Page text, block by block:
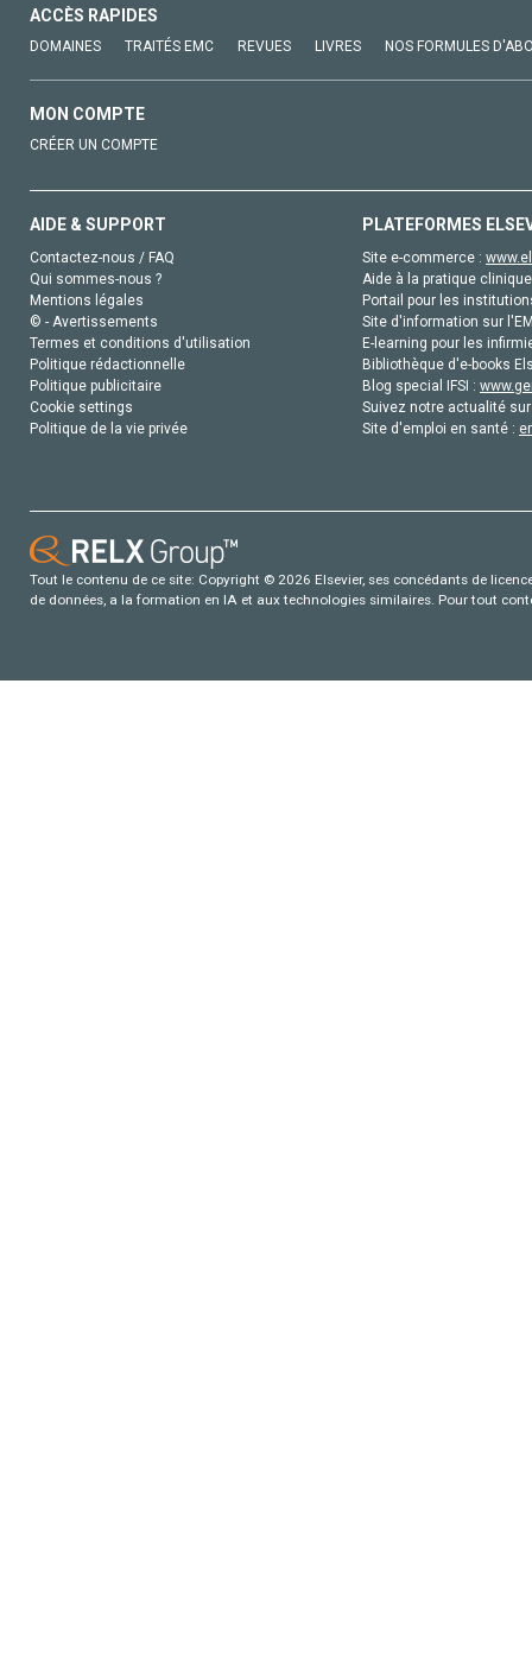
ACCÈS RAPIDES
DOMAINES TRAITÉS EMC REVUES LIVRES NOS FORMULES
MON COMPTE
CRÉER UN COMPTE
AIDE & SUPPORT
Contactez-nous / FAQ
Qui sommes-nous ?
Mentions légales
© - Avertissements
Termes et conditions d'utilisation
Politique rédactionnelle
Politique publicitaire
Cookie settings
Politique de la vie privée
PLATEFORMES
Site e-commerce :
Aide à la pratique
Portail pour les
Site d'information sur
E-learning pour les
Bibliothèque d'e-books
Blog special IFSI :
Suivez notre actualité
Site d'emploi en santé :
Tout le contenu de ce site: Copyright © 2026 Elsevier, ses concédants de
de données, a la formation en IA et aux technologies similaires. Pour tout